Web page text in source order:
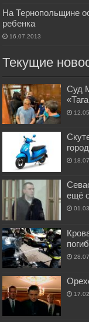
На Тернопольщине
ребенка
16.07.2013
Текущие
Суд
ещё